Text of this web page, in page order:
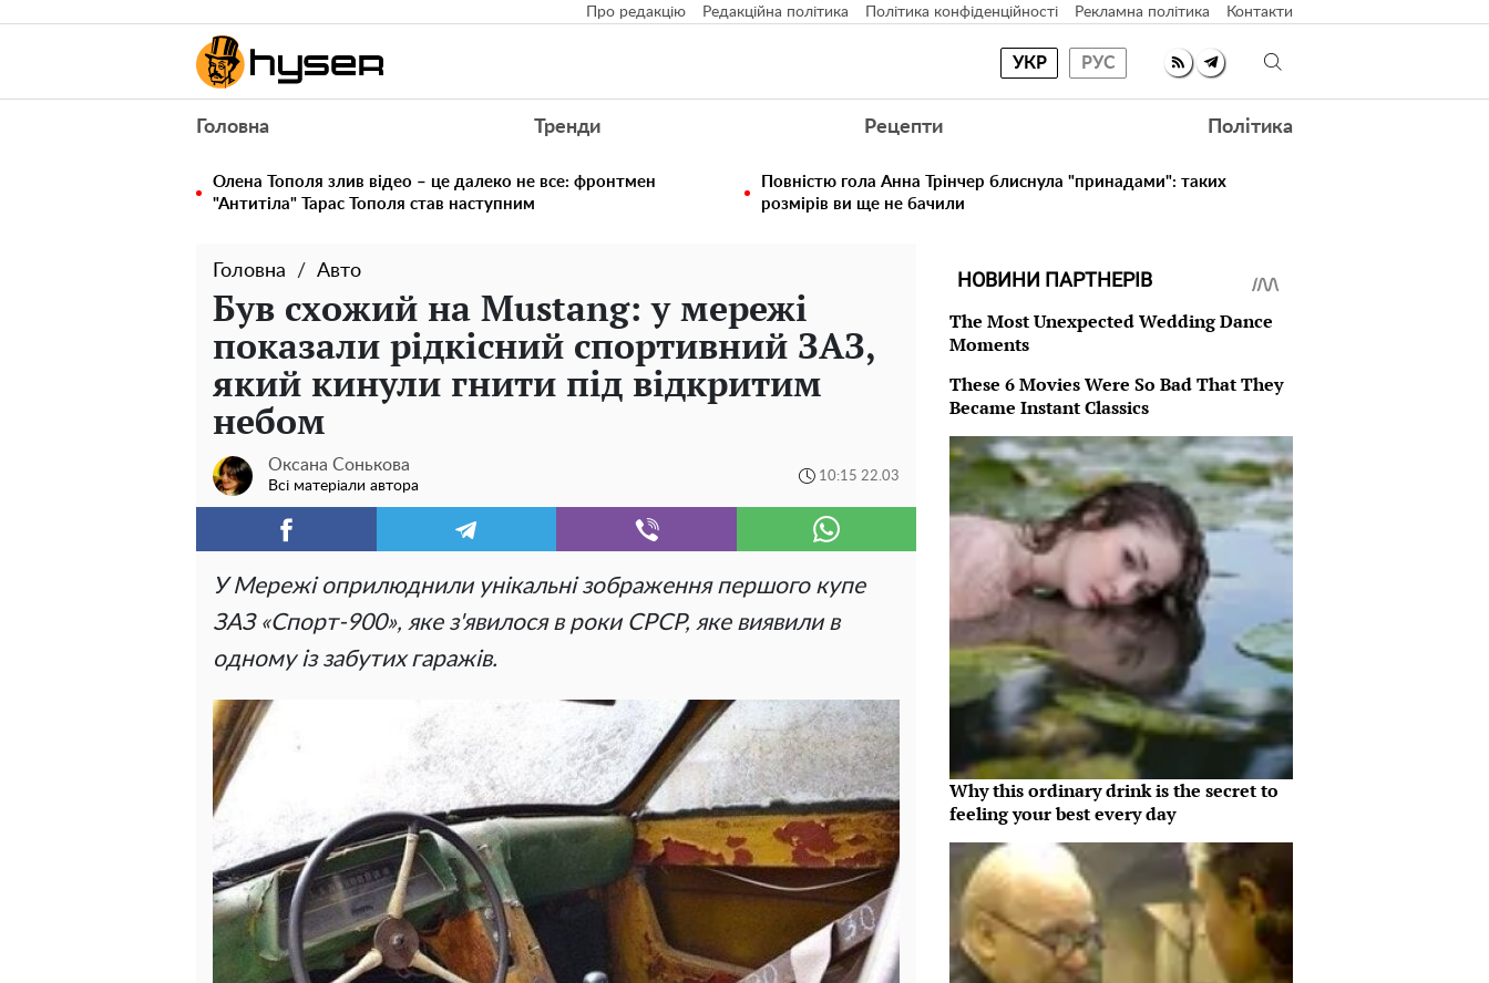
Про редакцію Редакційна політика Політика конфіденційності Рекламна політика Контакти
УКР РУС
Головна Тренди Рецепти Політика
Олена Тополя злив відео – це далеко не все: фронтмен
"Антитіла" Тарас Тополя став наступним
Повністю гола Анна Трінчер блиснула "принадами": таких
розмірів ви ще не бачили
Головна Авто
Був схожий на Mustang: у мережі
показали рідкісний спортивний ЗАЗ,
який кинули гнити під відкритим
небом
Оксана Сонькова
Всі матеріали автора
10:15 22.03
У Мережі оприлюднили унікальні зображення першого купе
ЗАЗ «Спорт-900», яке з'явилося в роки СРСР, яке виявили в
одному із забутих гаражів.
НОВИНИ ПАРТНЕРІВ
The Most Unexpected Wedding Dance
Moments
These 6 Movies Were So Bad That They
Became Instant Classics
Why this ordinary drink is the secret to
feeling your best every day